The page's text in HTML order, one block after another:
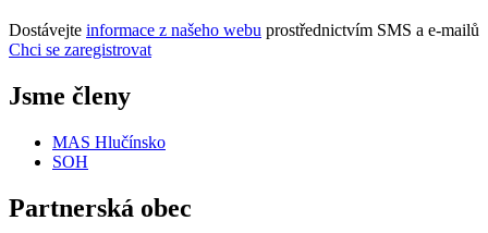
Dostávejte informace z našeho webu prostřednictvím SMS a e-mailů
Chci se zaregistrovat
Jsme členy
MAS Hlučínsko
SOH
Partnerská obec